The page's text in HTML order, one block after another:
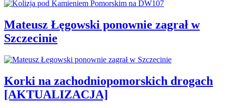
Mateusz Łęgowski ponownie zagrał w
Szczecinie
Korki na zachodniopomorskich drogach
[AKTUALIZACJA]